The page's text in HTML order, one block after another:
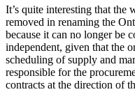
It’s quite interesting that the
removed in renaming the
because it can no longer be
independent, given that the
scheduling of supply and
responsible for the
contracts at the direction of